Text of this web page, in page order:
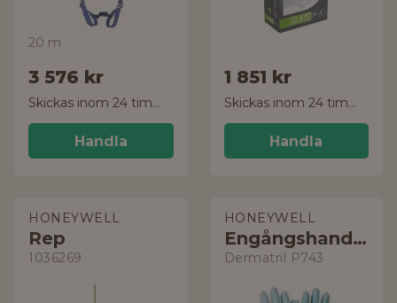
20 m
3 576 kr
Skickas inom 24 timmar!
Handla
1 851 kr
Skickas inom 24 timmar!
Handla
HONEYWELL
Rep
1036269
HONEYWELL
Engångshandske
Dermatril P743